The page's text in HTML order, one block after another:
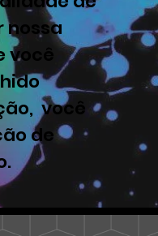
nossa
você
de